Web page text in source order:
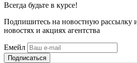
Всегда будьте в курсе!
Подпишитесь на новостную рассылку
новостях и акциях агентства
Емейл